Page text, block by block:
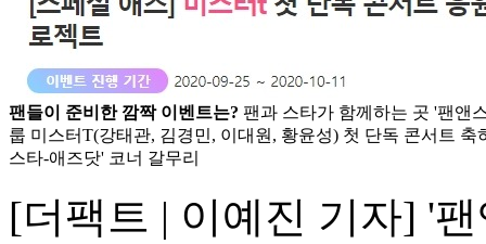
팬들이 준비한 깜짝 이벤트는? 팬과 스타가 함께하는 곳 '팬앤
룹 미스터T(강태관, 김경민, 이대원, 황윤성) 첫 단독 콘서트 축
스타-애즈닷' 코너 갈무리
[더팩트 | 이예진 기자] '